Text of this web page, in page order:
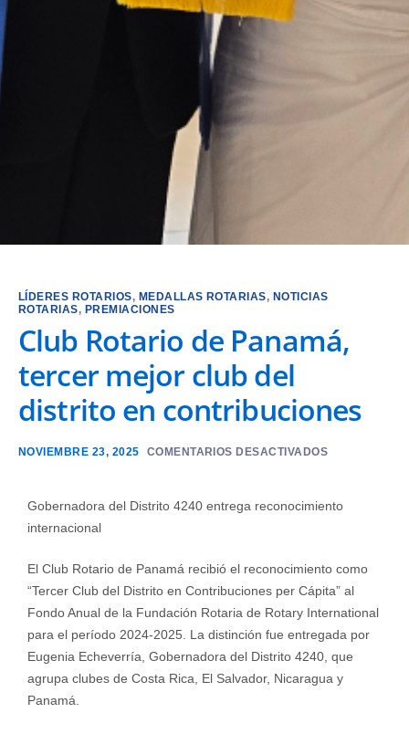
LÍDERES ROTARIOS, MEDALLAS ROTARIAS, NOTICIAS
ROTARIAS, PREMIACIONES
Club Rotario de Panamá,
tercer mejor club del
distrito en contribuciones
NOVIEMBRE 23, 2025 COMENTARIOS DESACTIVADOS
Gobernadora del Distrito 4240 entrega reconocimiento
internacional
El Club Rotario de Panamá recibió el reconocimiento como
“Tercer Club del Distrito en Contribuciones per Cápita” al
Fondo Anual de la Fundación Rotaria de Rotary International
para el período 2024-2025. La distinción fue entregada por
Eugenia Echeverría, Gobernadora del Distrito 4240, que
agrupa clubes de Costa Rica, El Salvador, Nicaragua y
Panamá.